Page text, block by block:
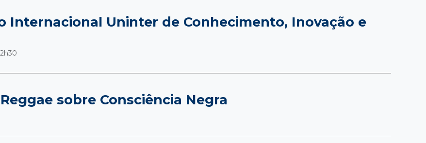
Internacional Uninter de Conhecimento, Inovação e
sobre Consciência Negra